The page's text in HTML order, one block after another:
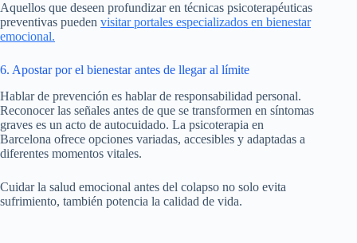
Aquellos que deseen profundizar en técnicas psicoterapéuticas
preventivas pueden visitar portales especializados en bienestar
emocional.
6. Apostar por el bienestar antes de llegar al límite
Hablar de prevención es hablar de responsabilidad personal.
Reconocer las señales antes de que se transformen en síntomas
graves es un acto de autocuidado. La psicoterapia en
Barcelona ofrece opciones variadas, accesibles y adaptadas a
diferentes momentos vitales.
Cuidar la salud emocional antes del colapso no solo evita
sufrimiento, también potencia la calidad de vida.